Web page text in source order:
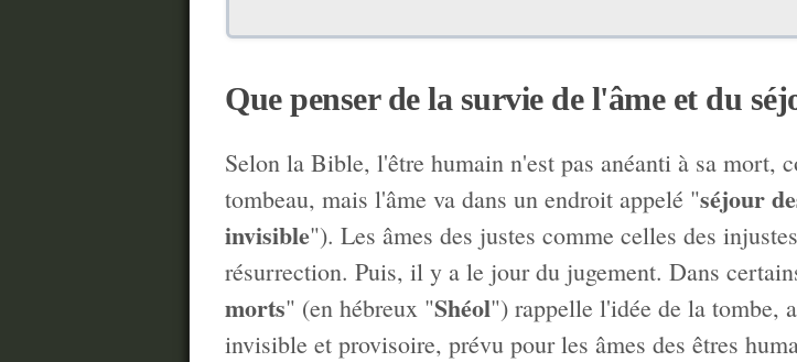
Que penser de la survie de l'âme et du
Selon la Bible, l'être humain n'est pas anéanti à sa mort,
tombeau, mais l'âme va dans un endroit appelé "séjour
invisible"). Les âmes des justes comme celles des
résurrection. Puis, il y a le jour du jugement. Dans
morts" (en hébreux "Shéol") rappelle l'idée de la tombe,
invisible et provisoire, prévu pour les âmes des êtres